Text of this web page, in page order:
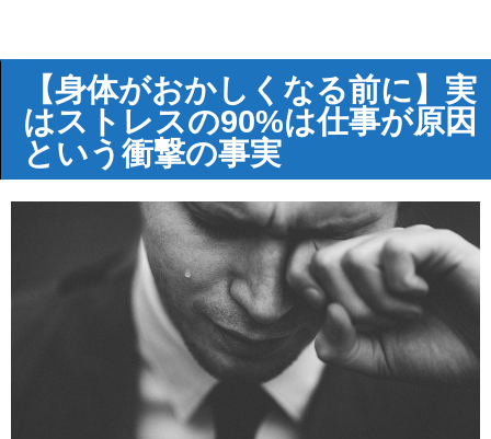
【身体がおかしくなる前に】実
はストレスの90%は仕事が原因
という衝撃の事実